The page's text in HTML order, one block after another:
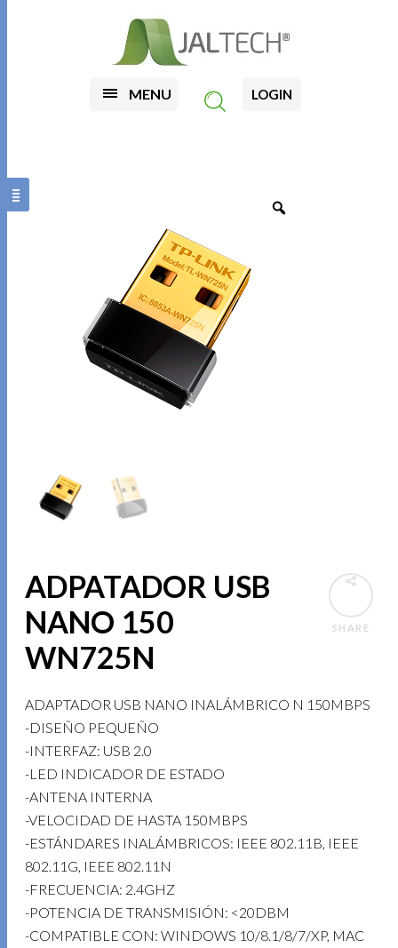
MENU LOGIN
SHARE
ADPATADOR USB
NANO 150
WN725N
ADAPTADOR USB NANO INALÁMBRICO N 150MBPS
-DISEÑO PEQUEÑO
-INTERFAZ: USB 2.0
-LED INDICADOR DE ESTADO
-ANTENA INTERNA
-VELOCIDAD DE HASTA 150MBPS
-ESTÁNDARES INALÁMBRICOS: IEEE 802.11B, IEEE
802.11G, IEEE 802.11N
-FRECUENCIA: 2.4GHZ
-POTENCIA DE TRANSMISIÓN: <20DBM
-COMPATIBLE CON: WINDOWS 10/8.1/8/7/XP, MAC